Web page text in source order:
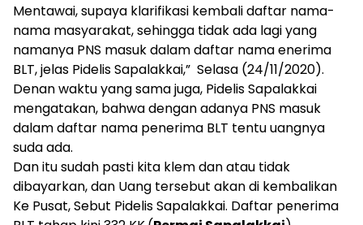
Mentawai, supaya klarifikasi kembali daftar nama-
nama masyarakat, sehingga tidak ada lagi yang
namanya PNS masuk dalam daftar nama enerima
BLT, jelas Pidelis Sapalakkai,” Selasa (24/11/2020).
Denan waktu yang sama juga, Pidelis Sapalakkai
mengatakan, bahwa dengan adanya PNS masuk
dalam daftar nama penerima BLT tentu uangnya
suda ada.
Dan itu sudah pasti kita klem dan atau tidak
dibayarkan, dan Uang tersebut akan di kembalikan
Ke Pusat, Sebut Pidelis Sapalakkai. Daftar penerima